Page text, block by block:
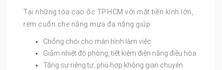
Tại những tòa cao ốc TP.HCM với mặt tiền kính lớn,
rèm cuốn che nắng mưa đa năng giúp:
Chống chói cho màn hình làm việc
Giảm nhiệt độ phòng, tiết kiệm điện năng điều hòa
Tăng sự riêng tư, phù hợp không gian chuyên